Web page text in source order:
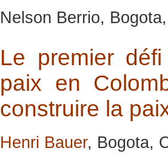
Nelson Berrio,
Le premier
paix en
construire la
Henri Bauer, Bogota,